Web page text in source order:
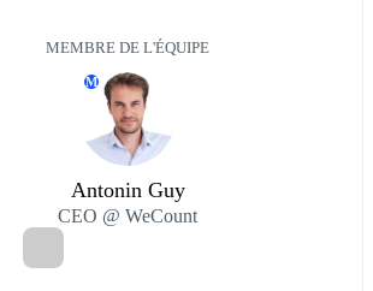
MEMBRE DE L'ÉQUIPE
M
Antonin Guy
CEO @ WeCount